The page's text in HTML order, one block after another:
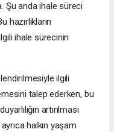
Şu anda ihale süreci
hazırlıkların
ihale sürecinin
ilgili
talep ederken, bu
artırılması
halkın yaşam